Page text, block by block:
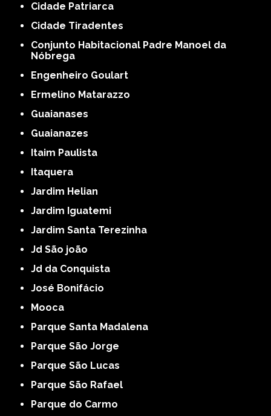
Cidade Patriarca
Cidade Tiradentes
Conjunto Habitacional Padre Manoel da
Nóbrega
Engenheiro Goulart
Ermelino Matarazzo
Guaianases
Guaianazes
Itaim Paulista
Itaquera
Jardim Helian
Jardim Iguatemi
Jardim Santa Terezinha
Jd São joão
Jd da Conquista
José Bonifácio
Mooca
Parque Santa Madalena
Parque São Jorge
Parque São Lucas
Parque São Rafael
Parque do Carmo